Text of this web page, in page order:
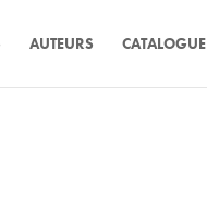
AUTEURS CATALOGUE